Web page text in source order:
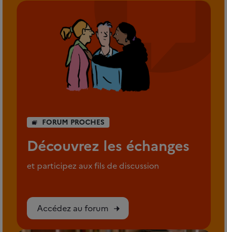
FORUM PROCHES
Découvrez les échanges
et participez aux fils de discussion
Accédez au forum